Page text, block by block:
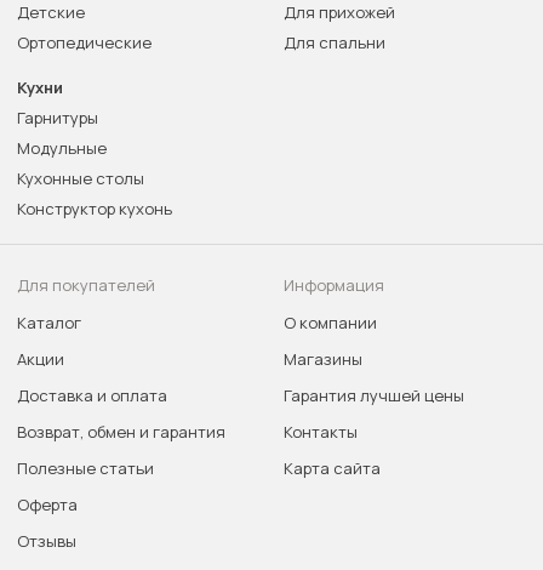
Детские
Ортопедические
Для прихожей
Для спальни
Кухни
Гарнитуры
Модульные
Кухонные столы
Конструктор кухонь
Для покупателей
Каталог
Акции
Доставка и оплата
Возврат, обмен и гарантия
Полезные статьи
Оферта
Отзывы
Информация
О компании
Магазины
Гарантия лучшей цены
Контакты
Карта сайта